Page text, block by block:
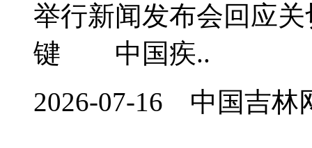
举行新闻发布会回应
键 中国疾..
2026-07-16 中国吉